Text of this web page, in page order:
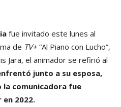
fue invitado este lunes al
de TV+“Al Piano con Lucho”,
Jara, el animador se refirió al
junto a su esposa,
la comunicadora fue
2022.